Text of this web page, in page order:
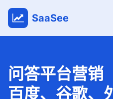
SaaSee
问答平台营销
百度、谷歌、